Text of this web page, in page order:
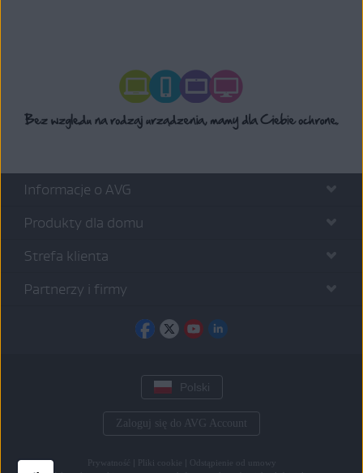
Informacje o AVG
Produkty dla domu
Strefa klienta
Partnerzy i firmy
Polski
Zaloguj się do AVG Account
Prywatność Pliki cookie
Odstąpienie od umowy